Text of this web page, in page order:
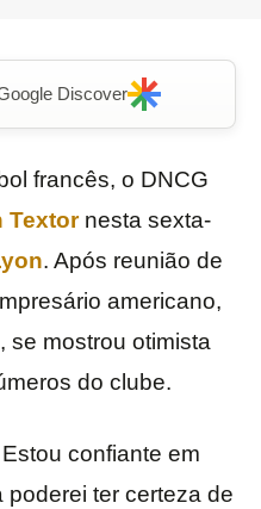
Discover
francês, o DNCG
Textornesta sexta-
. Após reunião de
americano,
, se mostrou otimista
do clube.
confiante em
ter certeza de